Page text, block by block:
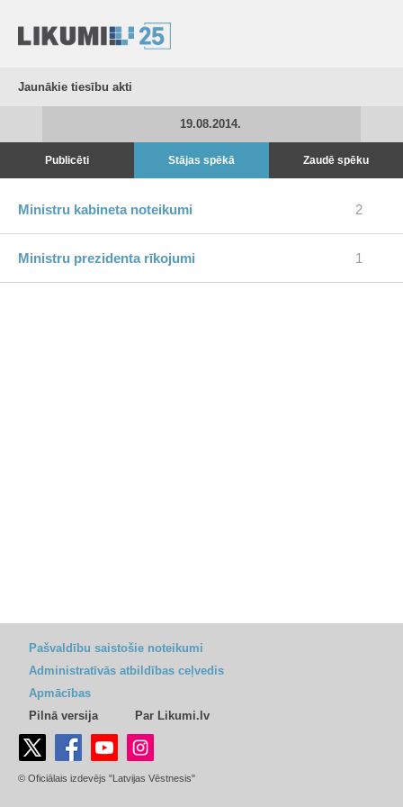
Jaunākie tiesību akti
19.08.2014.
Publicēti Stājas spēkā Zaudē spēku
Ministru kabineta noteikumi 2
Ministru prezidenta rīkojumi 1
Pašvaldību saistošie noteikumi
Administratīvās atbildības ceļvedis
Apmācības
Pilnā versija
Par Likumi.lv
© Oficiālais izdevējs "Latvijas Vēstnesis"